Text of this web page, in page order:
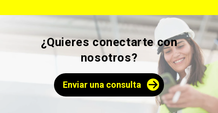
¿Quieres conectarte con
nosotros?
Enviar una consulta